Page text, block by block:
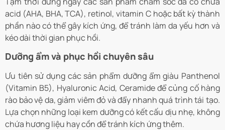
acid (AHA, BHA, TCA), retinol, vitamin C hoặc bất kỳ thành
phần nào có thể gây kích ứng, để tránh làm da yếu hơn và
kéo dài thời gian phục hồi.
Dưỡng ẩm và phục hồi chuyên sâu
Ưu tiên sử dụng các sản phẩm dưỡng ẩm giàu Panthenol
(Vitamin B5), Hyaluronic Acid, Ceramide để củng cố hàng
rào bảo vệ da, giảm viêm đỏ và đẩy nhanh quá trình tái tạo.
Lựa chọn những loại kem dưỡng có kết cấu dịu nhẹ, không
chứa hương liệu hay cồn để tránh kích ứng thêm.